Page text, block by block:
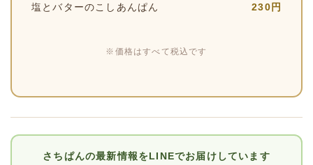
塩とバターのこしあんぱん 230円
※価格はすべて税込です
さちぱんの最新情報をLINEでお届けしています